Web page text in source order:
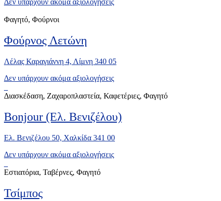
Δεν υπάρχουν ακόμα αξιολογήσεις
Φαγητό, Φούρνοι
Φούρνος Λετώνη
Λέλας Καραγιάννη 4, Λίμνη 340 05
Δεν υπάρχουν ακόμα αξιολογήσεις
Διασκέδαση, Ζαχαροπλαστεία, Καφετέριες, Φαγητό
Bonjour (Ελ. Βενιζέλου)
Ελ. Βενιζέλου 50, Χαλκίδα 341 00
Δεν υπάρχουν ακόμα αξιολογήσεις
Εστιατόρια, Ταβέρνες, Φαγητό
Τσίμπος